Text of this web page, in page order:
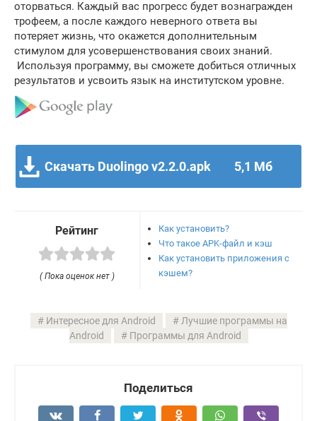
оторваться. Каждый вас прогресс будет вознагражден
трофеем, а после каждого неверного ответа вы
потеряет жизнь, что окажется дополнительным
стимулом для усовершенствования своих знаний.
Используя программу, вы сможете добиться отличных
результатов и усвоить язык на институтском уровне.
Скачать Duolingo v2.2.0.apk 5,1 Мб
Рейтинг
( Пока оценок нет )
Как установить?
Что такое APK-файл и кэш
Как установить приложения с
кэшем?
Интересное для Android
Лучшие программы на
Android
Программы для Android
Поделиться